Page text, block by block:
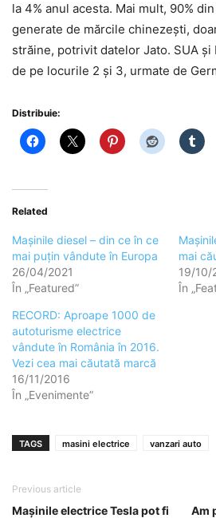
la 4% anul acesta. Mai mult, 90%
generate de mărcile chinezești,
străine, potrivit datelor Jato. SUA
de pe locurile 2 și 3, urmate de
Distribuie:
Related
Mașinile diesel – din ce în ce
mai puțin vândute în Europa
26/04/2021
În „Featured”
mai
19/10/
În
RECORD: Aproape 1000 de
autoturisme electrice
vândute în România în 2016.
Vezi cea mai căutată marcă
16/11/2016
În „Evenimente”
TAGS masini electrice vanzari auto
Previous article
Mașinile electrice Tesla pot fi
Am